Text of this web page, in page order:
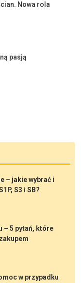
Nowa rola
pasją
– jakie wybrać i
S3 i SB?
– 5 pytań, które
w przypadku